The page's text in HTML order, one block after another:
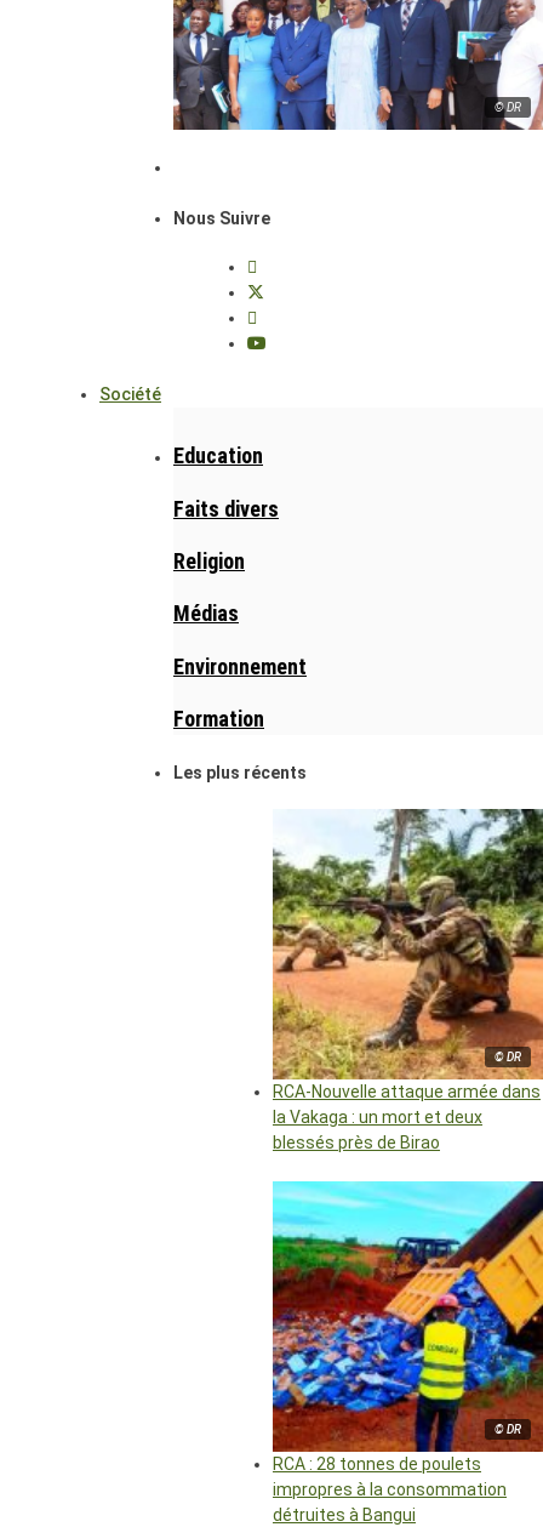
© DR
Nous Suivre
Société
Education
Faits divers
Religion
Médias
Environnement
Formation
Les plus récents
© DR
RCA-Nouvelle attaque armée dans
la Vakaga : un mort et deux
blessés près de Birao
© DR
RCA : 28 tonnes de poulets
impropres à la consommation
détruites à Bangui